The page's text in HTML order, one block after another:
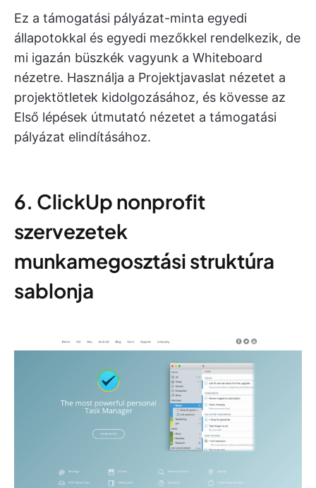
Ez a támogatási pályázat-minta egyedi
állapotokkal és egyedi mezőkkel rendelkezik, de
mi igazán büszkék vagyunk a Whiteboard
nézetre. Használja a Projektjavaslat nézetet a
projektötletek kidolgozásához, és kövesse az
Első lépések útmutató nézetet a támogatási
pályázat elindításához.
6. ClickUp nonprofit
szervezetek
munkamegosztási struktúra
sablonja